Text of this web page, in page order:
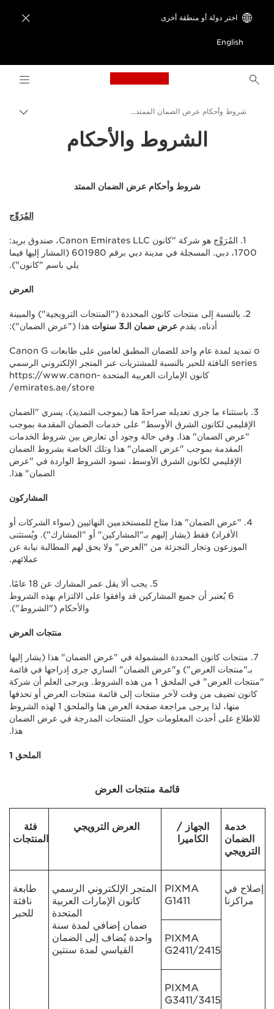
اختر دولة أو منطقة أخرى
English

back to home page
مسار
شروط وأحكام عرض الضمان الممتد- Canon الشرق الأوسط
الشروط والأحكام
شروط وأحكام عرض الضمان الممتد
المُرَوِّج
1. المُرَوِّج هو شركة "كانون Canon Emirates LLC، صندوق بريد:
1700، دبي. المسجلة في مدينة دبي برقم 601980 (المشار إليها فيما
يلي باسم "كانون").
العرض
2. بالنسبة إلى منتجات كانون المحددة ("المنتجات الترويجية") والمبينة
أدناه، يقدم عرض ضمان الـ3 سنوات هذا ("عرض الضمان"):
o تمديد لمدة عام واحد للضمان المطبق لعامين على طابعات Canon G
series النافثة للحبر بالنسبة للمشتريات عبر المتجر الإلكتروني الرسمي
كانون الإمارات العربية المتحدة https://www.canon-
emirates.ae/store/
3. باستثناء ما جرى تعديله صراحةً هنا (بموجب التمديد)، يسري "الضمان
الإقليمي لكانون الشرق الأوسط" على خدمات الضمان المقدمة بموجب
"عرض الضمان" هذا. وفي حالة وجود أي تعارض بين شروط الخدمات
المقدمة بموجب "عرض الضمان" هذا وتلك الخاصة بشروط الضمان
الإقليمي لكانون الشرق الأوسط، تسود الشروط الواردة في "عرض
الضمان" هذا.
المشاركون
4. "عرض الضمان" هذا متاح للمستخدمين النهائيين (سواء الشركات أو
الأفراد) فقط (يشار إليهم بـ"المشاركين" أو "المشارك"). ويُستثنى
الموزعون وتجار التجزئة من "العرض" ولا يحق لهم المطالبة نيابة عن
عملائهم.
5. يجب ألا يقل عمر المشارك عن 18 عامًا.
6 يُعتبر أن جميع المشاركين قد وافقوا على الالتزام بهذه الشروط
والأحكام ("الشروط").
منتجات العرض
7. منتجات كانون المحددة المشمولة في "عرض الضمان" هذا (يشار إليها
بـ"منتجات العرض") و"عرض الضمان" الساري جرى إدراجها في قائمة
"منتجات العرض" في الملحق 1 من هذه الشروط. ويرجى العلم أن شركة
كانون تضيف من وقت لآخر منتجات إلى قائمة منتجات العرض أو تحذفها
منها، لذا يرجى مراجعة صفحة العرض هنا والملحق 1 لهذه الشروط
للاطلاع على أحدث المعلومات حول المنتجات المدرجة في عرض الضمان
هذا.
الملحق 1
قائمة منتجات العرض
خدمة
الضمان
الترويجي
الجهاز /
الكاميرا
العرض الترويجي
فئة
المنتجات
إصلاح في
مراكزنا
PIXMA
G1411
المتجر الإلكتروني الرسمي
كانون الإمارات العربية
المتحدة
ضمان إضافي لمدة سنة
واحدة يُضاف إلى الضمان
القياسي لمدة سنتين
طابعة
نافثة
للحبر
PIXMA
G2411/2415
PIXMA
G3411/3415